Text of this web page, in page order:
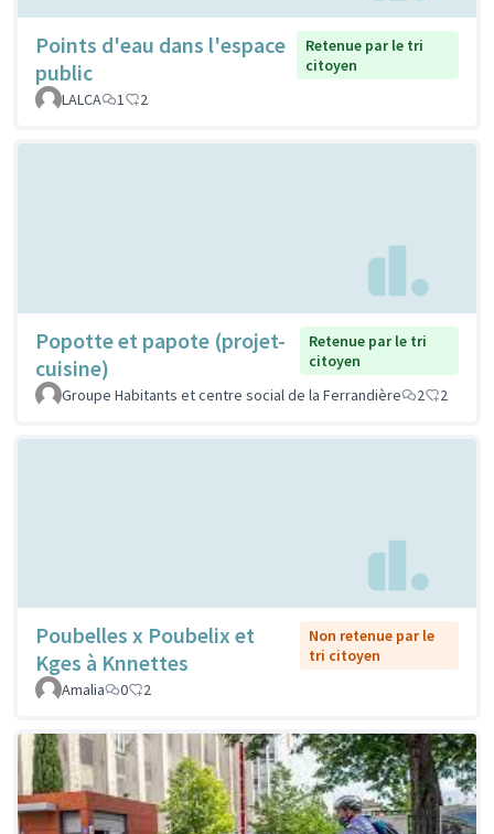
Points d'eau dans l'espace
public
Retenue par le tri
citoyen
LALCA
1 2
Popotte et papote (projet-
cuisine)
Retenue par le tri
citoyen
Groupe Habitants et centre social de la Ferrandière
2 2
Poubelles x Poubelix et
Kges à Knnettes
Non retenue par le
tri citoyen
Amalia
0 2